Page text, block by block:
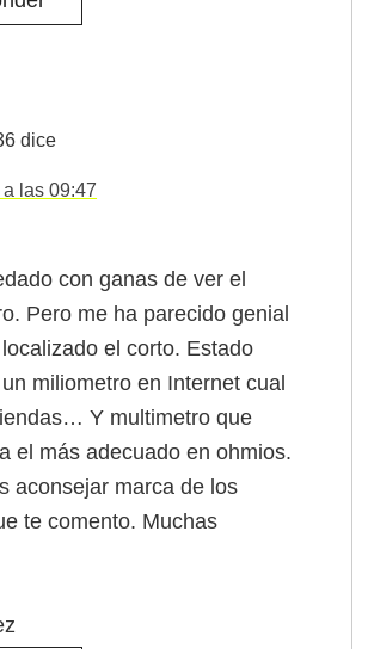
dice
las 09:47
con ganas de ver el
Pero me ha parecido genial
el corto. Estado
miliometro en Internet cual
Y multimetro que
el más adecuado en ohmios.
aconsejar marca de los
te comento. Muchas